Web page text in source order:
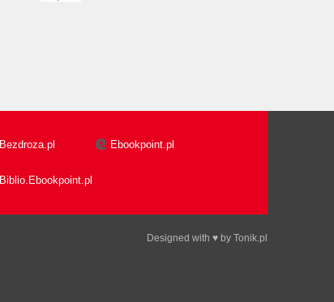
Bezdroza.pl Ebookpoint.pl
Biblio.Ebookpoint.pl
Designed with ♥ by Tonik.pl